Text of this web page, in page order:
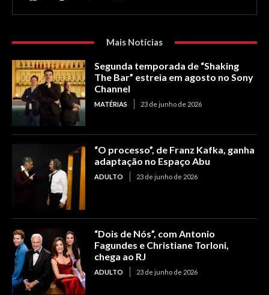
Mais Notícias
Segunda temporada de “Shaking
The Bar” estreia em agosto no Sony
Channel
MATÉRIAS 23 de junho de 2026
“O processo”, de Franz Kafka, ganha
adaptação no Espaço Abu
ADULTO 23 de junho de 2026
“Dois de Nós”, com Antonio
Fagundes e Christiane Torloni,
chega ao RJ
ADULTO 23 de junho de 2026